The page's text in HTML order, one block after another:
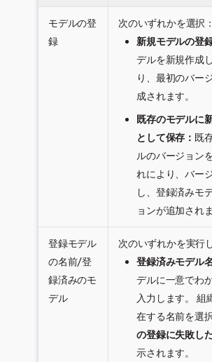
モデルの登
録
次のいずれかを選択：
新規モデルの登
デルを新規作成
り、最初のバー
成されます。
既存のモデルに
として保存： 既
ルのバージョン
れにより、バー
し、登録済みモ
ョンが追加されま
登録モデル
の名前/登
録済みのモ
デル
次のいずれかを実行
登録済みモデル
デルに一意でわ
入力します。 組
在する名前を選
の登録に失敗し
示されます。